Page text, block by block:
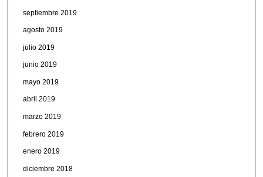
septiembre 2019
agosto 2019
julio 2019
junio 2019
mayo 2019
abril 2019
marzo 2019
febrero 2019
enero 2019
diciembre 2018